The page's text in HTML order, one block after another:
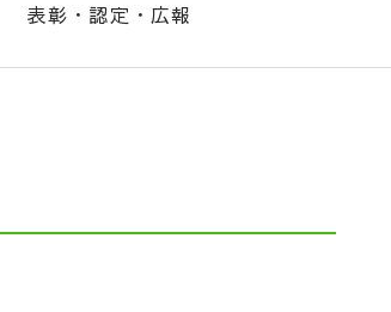
表彰・認定・広報